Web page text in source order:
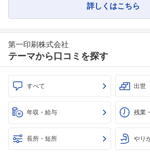
詳しくはこちら
第一印刷株式会社
テーマから口コミを探す
すべて 出世
年収・給与 残業
長所・短所 やり